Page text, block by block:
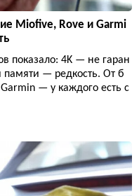
Miofive, Rove и Garmi
показало: 4K — не гаран
памяти — редкость. От б
— у каждого есть с